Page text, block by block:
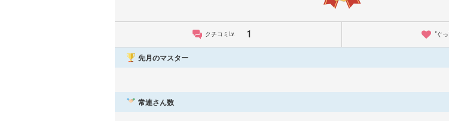
クチコミLv. 1 “ぐっ
先月のマスター
常連さん数